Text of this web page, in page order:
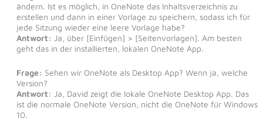
ändern. Ist es möglich, in OneNote das Inhaltsverzeichnis zu
erstellen und dann in einer Vorlage zu speichern, sodass ich für
jede Sitzung wieder eine leere Vorlage habe?
Antwort: Ja, über [Einfügen] > [Seitenvorlagen]. Am besten
geht das in der installierten, lokalen OneNote App.
Frage: Sehen wir OneNote als Desktop App? Wenn ja, welche
Version?
Antwort: Ja, David zeigt die lokale OneNote Desktop App. Das
ist die normale OneNote Version, nicht die OneNote für Windows
10.